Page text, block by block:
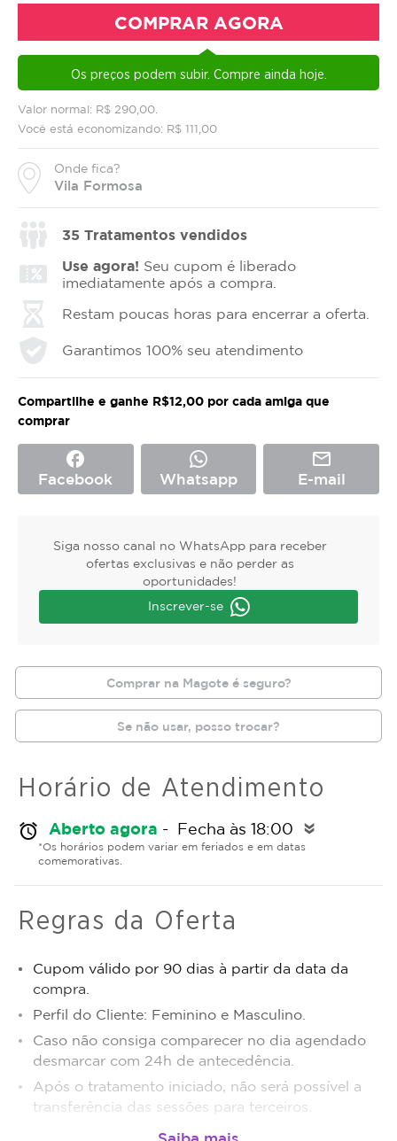
Valor normal: R$ 290,00.
Você está economizando: R$ 111,00
Onde fica?
Vila Formosa
COMPRAR AGORA
Os preços podem subir. Compre ainda hoje.
35 Tratamentos vendidos
Use agora! Seu cupom é liberado
imediatamente após a compra.
Restam poucas horas para encerrar a oferta.
Garantimos 100% seu atendimento
Compartilhe e ganhe R$12,00 por cada amiga que
comprar
facebook
Facebook Whatsapp
mail_outline
E-mail
Siga nosso canal no WhatsApp para receber
ofertas exclusivas e não perder as
oportunidades!
Inscrever-se
Comprar na Magote é seguro?
Se não usar, posso trocar?
Horário de Atendimento
alarm Aberto agora - Fecha às 18:00 double_arrow
*Os horários podem variar em feriados e em datas
comemorativas.
Regras da Oferta
Cupom válido por 90 dias à partir da data da
compra.
Perfil do Cliente: Feminino e Masculino.
Caso não consiga comparecer no dia agendado
desmarcar com 24h de antecedência.
Após o tratamento iniciado, não será possível a
transferência das sessões para terceiros.
Sujeito a disponibilidade de dias e horários.